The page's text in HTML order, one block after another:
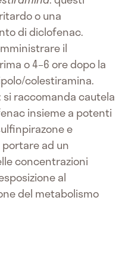
o una
di diclofenac.
il
o 4–6 ore dopo la
colestiramina.
: si raccomanda cautela
insieme a potenti
e
ad un
concentrazioni
al
del metabolismo